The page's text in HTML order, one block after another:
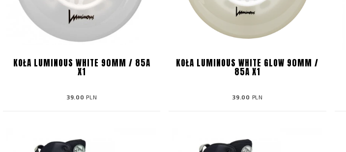
KOŁA LUMINOUS WHITE 90MM / 85A
X1
39.00 PLN
KOŁA LUMINOUS WHITE GLOW 90MM /
85A X1
39.00 PLN